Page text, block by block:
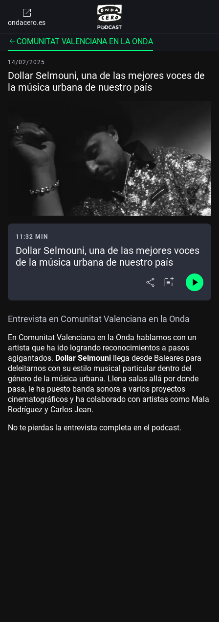
ondacero.es
COMUNITAT VALENCIANA EN LA ONDA
14/02/2025
Dollar Selmouni, una de las mejores voces de
la música urbana de nuestro país
11:32 MIN
Dollar Selmouni, una de las mejores voces
de la música urbana de nuestro país
Entrevista en Comunitat Valenciana en la Onda
En Comunitat Valenciana en la Onda hablamos con un
artista que ha ido logrando reconocimientos a pasos
agigantados. Dollar Selmouni llega desde Baleares para
deleitarnos con su estilo musical particular dentro del
género de la música urbana. Llena salas allá por donde
pasa, le ha puesto banda sonora a varios proyectos
cinematográficos y ha colaborado con artistas como Mala
Rodríguez y Carlos Jean.
No te pierdas la entrevista completa en el podcast.